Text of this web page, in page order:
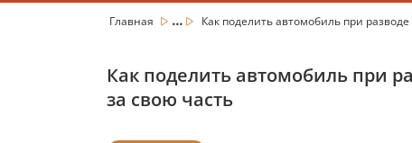
Главная ... Как поделить автомобиль при
Как поделить автомобиль при
за свою часть